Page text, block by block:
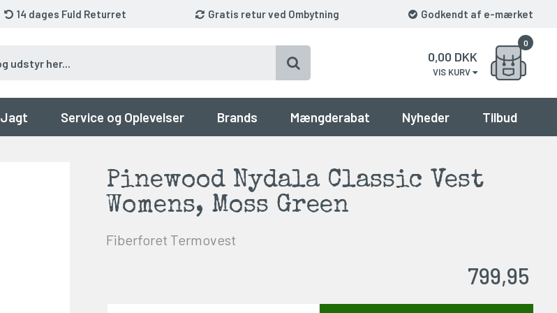
14 dages Fuld Returret Gratis retur ved Ombytning Godkendt af e-mærket
0
0,00 DKK
VIS KURV
Jagt Service og Oplevelser Brands Mængderabat Nyheder Tilbud
Pinewood Nydala Classic Vest
Womens, Moss Green
Fiberforet Termovest
799,95